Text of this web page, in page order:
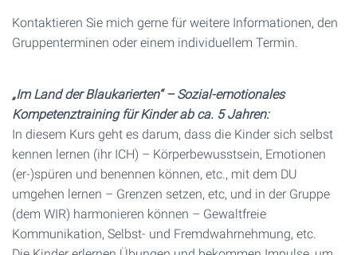
Kontaktieren Sie mich gerne für weitere Informationen, den
Gruppenterminen oder einem individuellem Termin.
„Im Land der Blaukarierten“ – Sozial-emotionales
Kompetenztraining für Kinder ab ca. 5 Jahren:
In diesem Kurs geht es darum, dass die Kinder sich selbst
kennen lernen (ihr ICH) – Körperbewusstsein, Emotionen
(er-)spüren und benennen können, etc., mit dem DU
umgehen lernen – Grenzen setzen, etc, und in der Gruppe
(dem WIR) harmonieren können – Gewaltfreie
Kommunikation, Selbst- und Fremdwahrnehmung, etc.